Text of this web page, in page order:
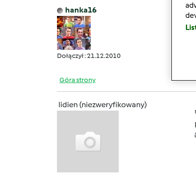
hanka16
Dołączył : 21.12.2010
Góra strony
lidien (niezweryfikowany)